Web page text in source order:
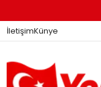
İletişimKünye